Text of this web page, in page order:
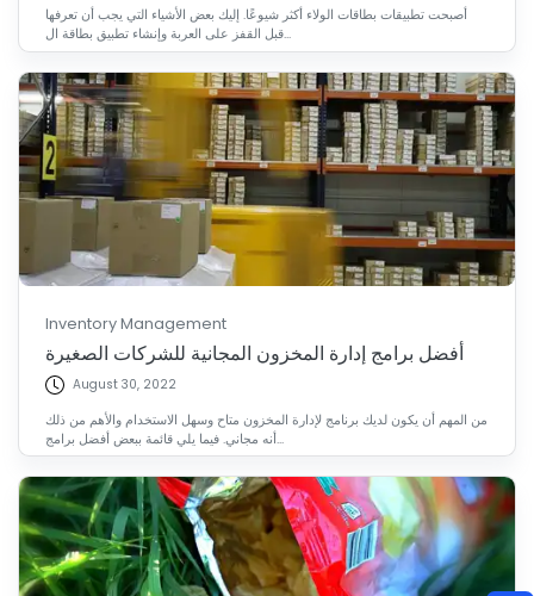
أصبحت تطبيقات بطاقات الولاء أكثر شيوعًا. إليك بعض الأشياء التي يجب أن تعرفها
قبل القفز على العربة وإنشاء تطبيق بطاقة ال...
Inventory Management
أفضل برامج إدارة المخزون المجانية للشركات الصغيرة
August 30, 2022
من المهم أن يكون لديك برنامج لإدارة المخزون متاح وسهل الاستخدام والأهم من ذلك
أنه مجاني. فيما يلي قائمة ببعض أفضل برامج...